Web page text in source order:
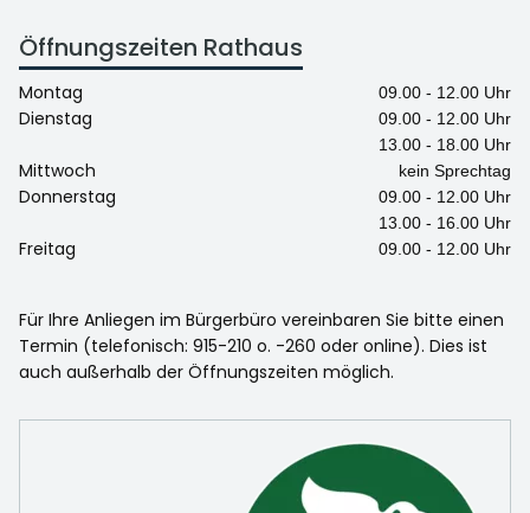
Öffnungszeiten Rathaus
Montag 09.00 - 12.00 Uhr
Dienstag
09.00 - 12.00 Uhr
13.00 - 18.00 Uhr
Mittwoch kein Sprechtag
Donnerstag
09.00 - 12.00 Uhr
13.00 - 16.00 Uhr
Freitag 09.00 - 12.00 Uhr
Für Ihre Anliegen im Bürgerbüro vereinbaren Sie bitte einen
Termin (telefonisch: 915-210 o. -260 oder online). Dies ist
auch außerhalb der Öffnungszeiten möglich.